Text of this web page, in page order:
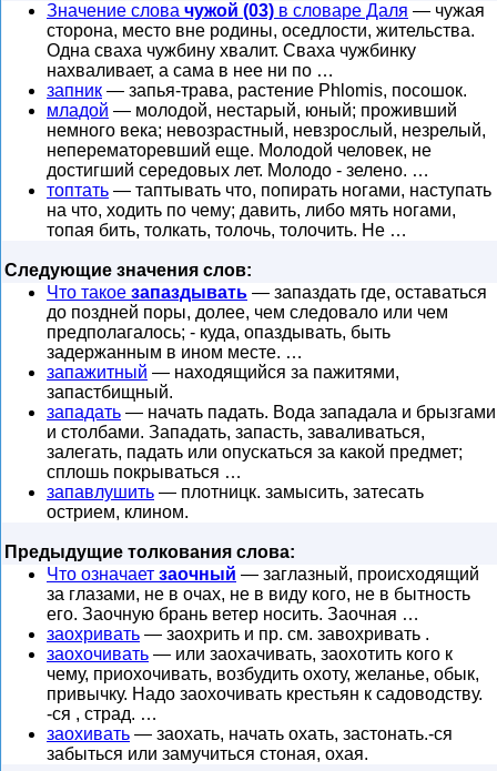
Значение слова чужой (03) в словаре Даля — чужая
сторона, место вне родины, оседлости, жительства.
Одна сваха чужбину хвалит. Сваха чужбинку
нахваливает, а сама в нее ни по …
запник — запья-трава, растение Phlomis, посошок.
младой — молодой, нестарый, юный; проживший
немного века; невозрастный, невзрослый, незрелый,
неперематоревший еще. Молодой человек, не
достигший середовых лет. Молодо - зелено. …
топтать — таптывать что, попирать ногами, наступать
на что, ходить по чему; давить, либо мять ногами,
топая бить, толкать, толочь, толочить. Не …
Следующие значения слов:
Что такое запаздывать — запаздать где, оставаться
до поздней поры, долее, чем следовало или чем
предполагалось; - куда, опаздывать, быть
задержанным в ином месте. …
запажитный — находящийся за пажитями,
запастбищный.
западать — начать падать. Вода западала и брызгами
и столбами. Западать, запасть, заваливаться,
залегать, падать или опускаться за какой предмет;
сплошь покрываться …
запавлушить — плотницк. замысить, затесать
острием, клином.
Предыдущие толкования слова:
Что означает заочный — заглазный, происходящий
за глазами, не в очах, не в виду кого, не в бытность
его. Заочную брань ветер носить. Заочная …
заохривать — заохрить и пр. см. завохривать .
заохочивать — или заохачивать, заохотить кого к
чему, приохочивать, возбудить охоту, желанье, обык,
привычку. Надо заохочивать крестьян к садоводству.
-ся , страд. …
заохивать — заохать, начать охать, застонать.-ся
забыться или замучиться стоная, охая.